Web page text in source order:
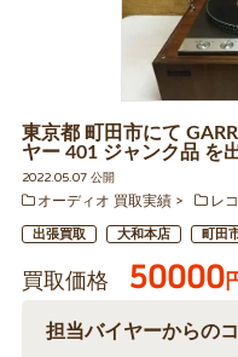
東京都 町田市にて
ヤー 401 ジャンク品 を
2022.05.07 公開
オーディオ 買取実績
レ
出張買取 大和本店 町田
買取価格 50000
担当バイヤーからの